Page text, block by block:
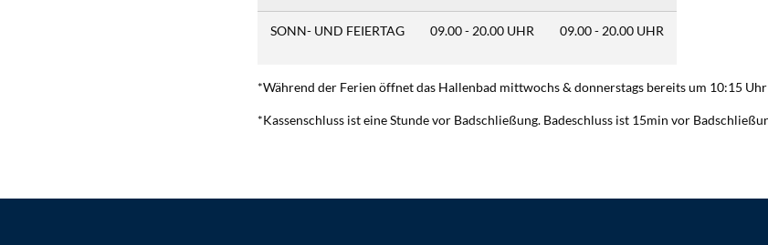
SONN- UND FEIERTAG 09.00 - 20.00 UHR 09.00 - 20.00 UHR
*Während der Ferien öffnet das Hallenbad mittwochs & donnerstags bereits um 10:15 Uhr
*Kassenschluss ist eine Stunde vor Badschließung. Badeschluss ist 15min vor